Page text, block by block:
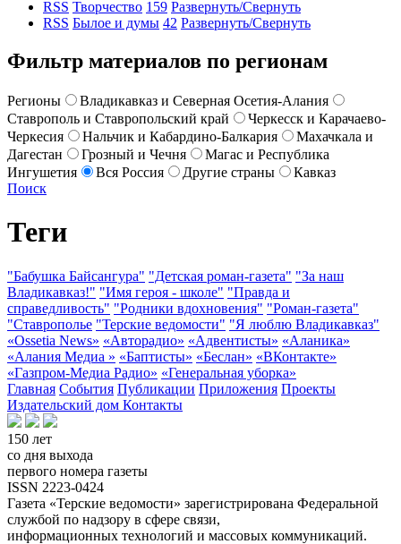
RSS Творчество 159 Развернуть/Свернуть
RSS Былое и думы 42 Развернуть/Свернуть
Фильтр материалов по регионам
Регионы
Владикавказ и Северная Осетия-Алания
Ставрополь и Ставропольский край
Черкесск и Карачаево-
Черкесия
Нальчик и Кабардино-Балкария
Махачкала и
Дагестан
Грозный и Чечня
Магас и Республика
Ингушетия
Вся Россия Другие страны
Кавказ
Поиск
Теги
"Бабушка Байсангура" "Детская роман-газета" "За наш
Владикавказ!" "Имя героя - школе" "Правда и
справедливость" "Родники вдохновения" "Роман-газета"
"Ставрополье "Терские ведомости" "Я люблю Владикавказ"
«Ossetia News» «Авторадио» «Адвентисты» «Аланика»
«Алания Медиа » «Баптисты» «Беслан» «ВКонтакте»
«Газпром-Медиа Радио» «Генеральная уборка»
Главная События Публикации Приложения Проекты
Издательский дом Контакты
150 лет
со дня выхода
первого номера газеты
ISSN 2223-0424
Газета «Терские ведомости» зарегистрирована Федеральной
службой по надзору в сфере связи,
информационных технологий и массовых коммуникаций.